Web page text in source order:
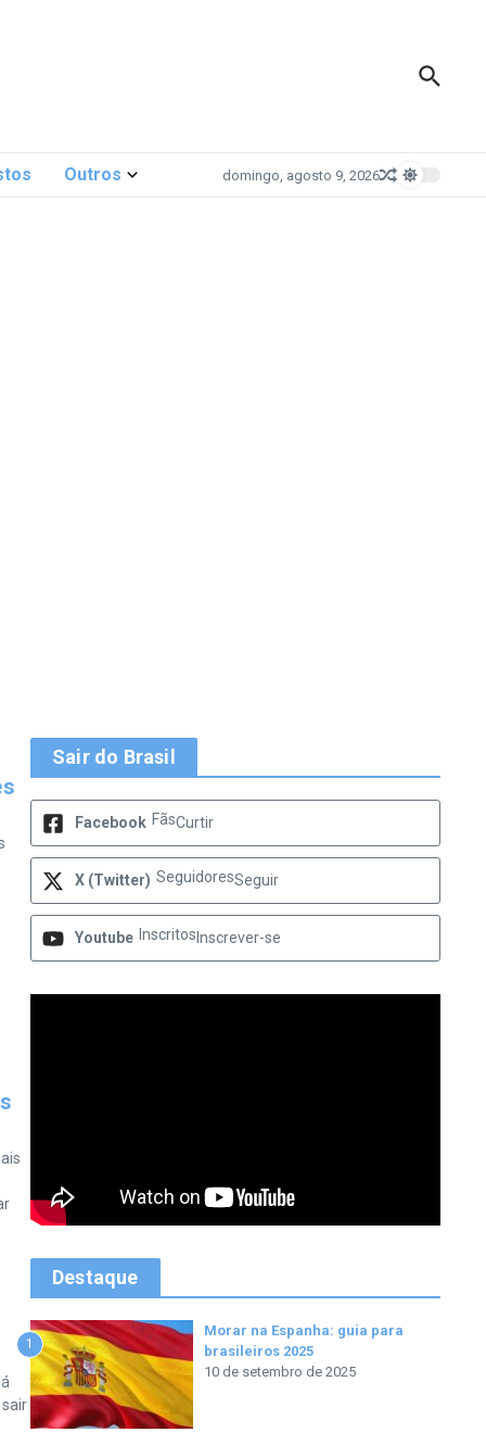
Outros domingo, agosto 9, 2026
Sair do Brasil
Facebook FãsCurtir
X (Twitter) SeguidoresSeguir
Youtube Inscritos Inscrever-se
Destaque
1
Morar na Espanha: guia para
brasileiros 2025
10 de setembro de 2025